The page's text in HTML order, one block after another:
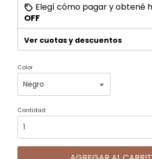
Elegí cómo pagar y obtené
OFF
Ver cuotas y descuentos
Color
Cantidad